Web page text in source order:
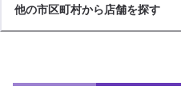
他の市区町村から店舗を探す